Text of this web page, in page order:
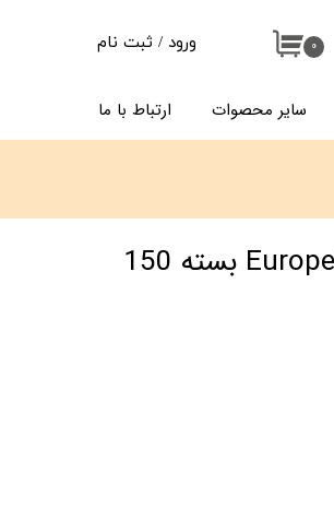
سایر محصوات ارتباط با ما
۰ ورود / ثبت نام
تغییر گذر واژه
قرص کلسیم سگ یوروپت Europet Dog بسته 150